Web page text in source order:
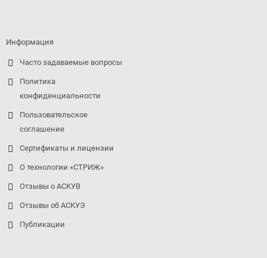
Информация
Часто задаваемые вопросы
Политика
конфиденциальности
Пользовательское
соглашение
Сертификаты и лицензии
О технологии «СТРИЖ»
Отзывы о АСКУВ
Отзывы об АСКУЭ
Публикации